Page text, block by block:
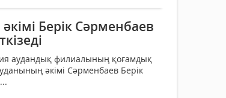
Берік Сәрменбаев
аудандық филиалының қоғамдық
әкімі Сәрменбаев Берік